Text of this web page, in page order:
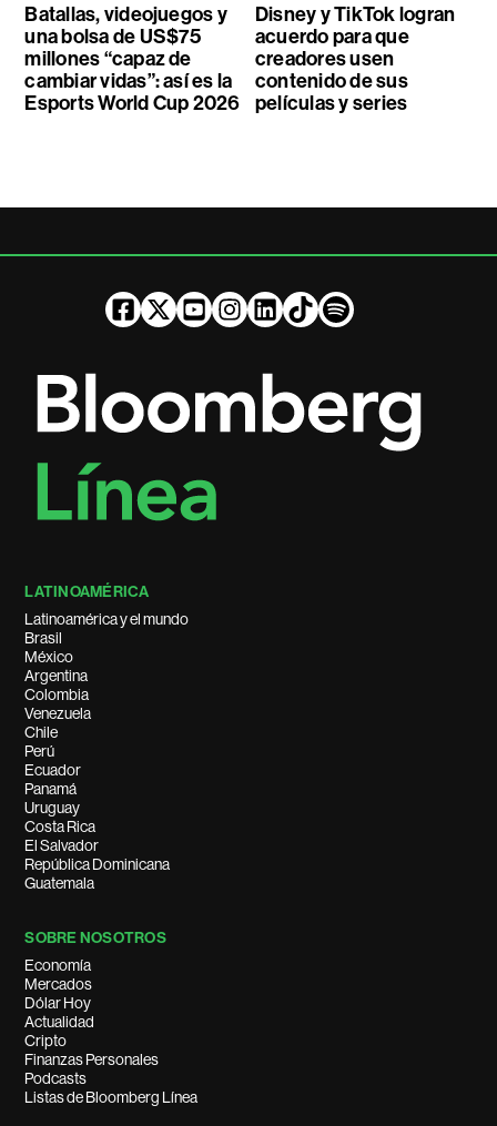
Batallas, videojuegos y
una bolsa de US$75
millones “capaz de
cambiar vidas”: así es la
Esports World Cup 2026
Disney y TikTok logran
acuerdo para que
creadores usen
contenido de sus
películas y series
LATINOAMÉRICA
Latinoamérica y el mundo
Brasil
México
Argentina
Colombia
Venezuela
Chile
Perú
Ecuador
Panamá
Uruguay
Costa Rica
El Salvador
República Dominicana
Guatemala
SOBRE NOSOTROS
Economía
Mercados
Dólar Hoy
Actualidad
Cripto
Finanzas Personales
Podcasts
Listas de Bloomberg Línea